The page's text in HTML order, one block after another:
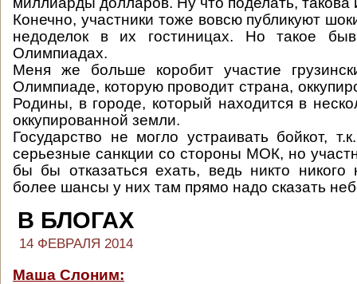
Конечно, участники тоже вовсю публикуют
недоделок в их гостиницах. Но такое
Олимпиадах.
Меня же больше коробит участие
Олимпиаде, которую проводит страна,
Родины, в городе, который находится в
оккупированной земли.
Государство не могло устраивать бойкот,
серьезные санкции со стороны МОК, но
бы бы отказаться ехать, ведь никто никого
более шансы у них там прямо надо сказать
В БЛОГАХ
14 ФЕВРАЛЯ 2014
Маша Слоним: